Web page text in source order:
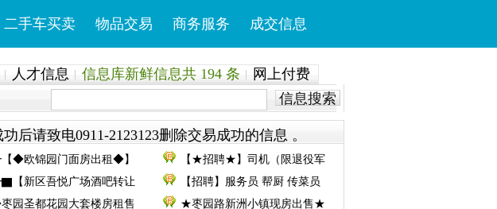
二手车买卖 物品交易 商务服务 成交信息
人才信息 信息库新鲜信息共 194 条
网上付费
信息搜索
请致电0911-2123123删除交易成功的信息 。
【◆欧锦园门面房出租◆】
【★招聘★】司机（限退役军
【新区吾悦广场酒吧转让
【招聘】服务员 帮厨 传菜员
园圣都花园大套楼房租售
★枣园路新洲小镇现房出售★